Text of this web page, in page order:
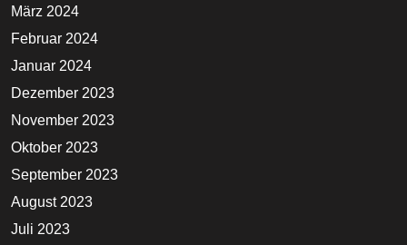
März 2024
Februar 2024
Januar 2024
Dezember 2023
November 2023
Oktober 2023
September 2023
August 2023
Juli 2023